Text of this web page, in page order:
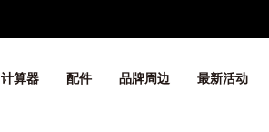
计算器 配件 品牌周边 最新活动